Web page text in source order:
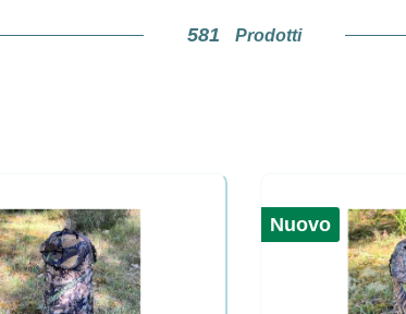
581 Prodotti
Nuovo